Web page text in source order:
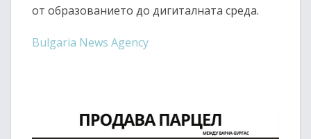
от образованието до дигиталната среда.
Bulgaria News Agency